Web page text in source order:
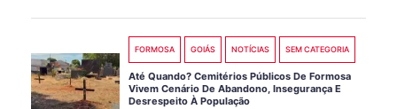
FORMOSA GOIÁS NOTÍCIAS SEM CATEGORIA
Até Quando? Cemitérios Públicos De Formosa
Vivem Cenário De Abandono, Insegurança E
Desrespeito À População